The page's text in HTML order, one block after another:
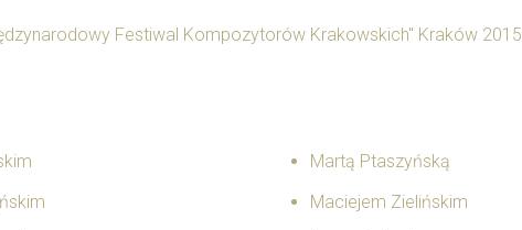
Festiwal Kompozytorów Krakowskich" Kraków 2015
Martą Ptaszyńską
Maciejem Zielińskim